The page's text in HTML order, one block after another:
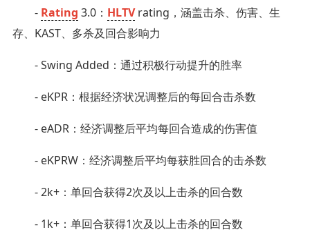
- Rating 3.0： HLTVrating，涵盖击杀、伤害、生
存、KAST、多杀及回合影响力
- Swing Added：通过积极行动提升的胜率
- eKPR：根据经济状况调整后的每回合击杀数
- eADR：经济调整后平均每回合造成的伤害值
- eKPRW：经济调整后平均每获胜回合的击杀数
- 2k+：单回合获得2次及以上击杀的回合数
- 1k+：单回合获得1次及以上击杀的回合数